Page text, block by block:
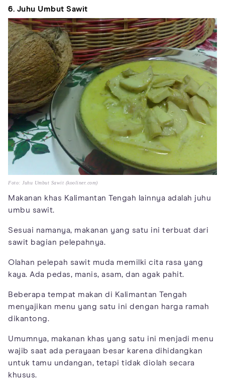
6. Juhu Umbut Sawit
Foto: Juhu Umbut Sawit (kooliner.com)
Makanan khas Kalimantan Tengah lainnya adalah juhu
umbu sawit.
Sesuai namanya, makanan yang satu ini terbuat dari
sawit bagian pelepahnya.
Olahan pelepah sawit muda memilki cita rasa yang
kaya. Ada pedas, manis, asam, dan agak pahit.
Beberapa tempat makan di Kalimantan Tengah
menyajikan menu yang satu ini dengan harga ramah
dikantong.
Umumnya, makanan khas yang satu ini menjadi menu
wajib saat ada perayaan besar karena dihidangkan
untuk tamu undangan, tetapi tidak diolah secara
khusus.